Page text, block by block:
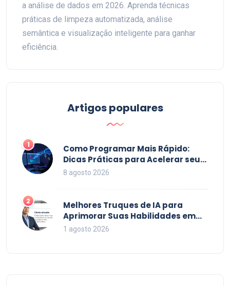
a análise de dados em 2026. Aprenda técnicas
práticas de limpeza automatizada, análise
semântica e visualização inteligente para ganhar
eficiência.
Artigos populares
1
Como Programar Mais Rápido:
Dicas Práticas para Acelerar seu
Código em 2026
8 agosto 2026
2
Melhores Truques de IA para
Aprimorar Suas Habilidades em
2026
1 agosto 2026